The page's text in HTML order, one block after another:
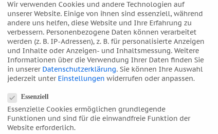
Mai 2022
April 2022
März 2022
Februar 2022
Januar 2022
Dezember 2021
Oktober 2021
September 2021
August 2021
Wir verwenden Cookies und andere Technologien auf
unserer Website. Einige von ihnen sind essenziell, während
andere uns helfen, diese Website und Ihre Erfahrung zu
verbessern. Personenbezogene Daten können verarbeitet
werden (z. B. IP-Adressen), z. B. für personalisierte Anzeigen
und Inhalte oder Anzeigen- und Inhaltsmessung. Weitere
Informationen über die Verwendung Ihrer Daten finden Sie
in unserer Datenschutzerklärung. Sie können Ihre Auswahl
jederzeit unter Einstellungen widerrufen oder anpassen.
Essenziell
Essenzielle Cookies ermöglichen grundlegende
Funktionen und sind für die einwandfreie Funktion der
Website erforderlich.